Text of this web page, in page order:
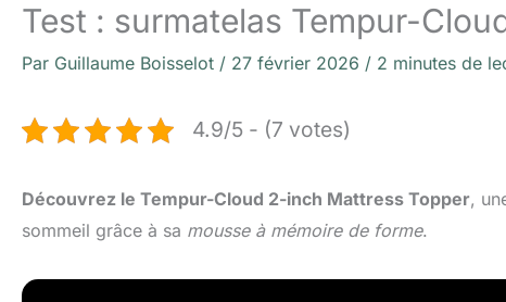
Test : surmatelas Tempur-
Par Guillaume Boisselot / 27 février 2026 / 2 minutes de
4.9/5 - (7 votes)
Découvrez le Tempur-Cloud 2-inch Mattress Topper,
sommeil grâce à sa mousse à mémoire de forme.